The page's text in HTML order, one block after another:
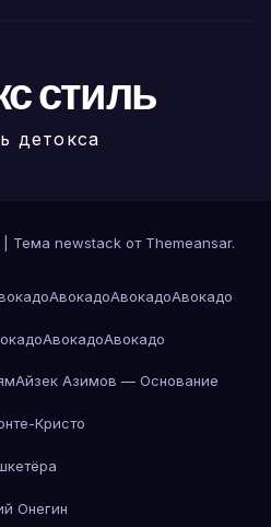
стиль
детокса
Тема newstack от Themeansar.
АвокадоАвокадоАвокадо
АвокадоАвокадо
Айзек Азимов — Основание
Кристо
Онегин